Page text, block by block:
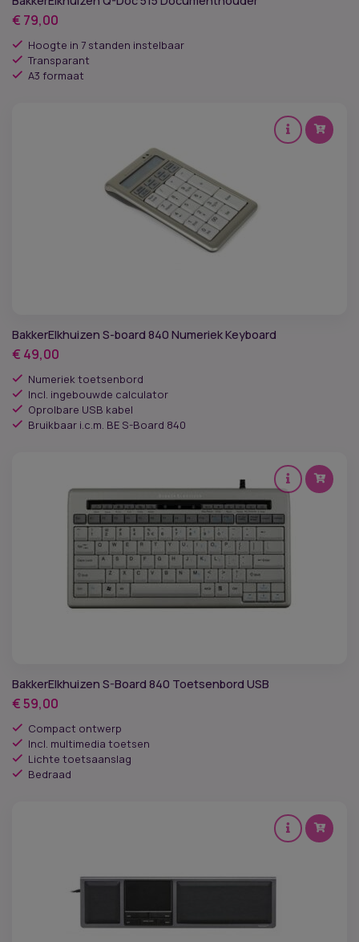
€ 79,00
Hoogte in 7 standen instelbaar
Transparant
A3 formaat
BakkerElkhuizen S-board 840 Numeriek Keyboard
€ 49,00
Numeriek toetsenbord
Incl. ingebouwde calculator
Oprolbare USB kabel
Bruikbaar i.c.m. BE S-Board 840
BakkerElkhuizen S-Board 840 Toetsenbord USB
€59,00
Compact ontwerp
Incl. multimedia toetsen
Lichte toetsaanslag
Bedraad